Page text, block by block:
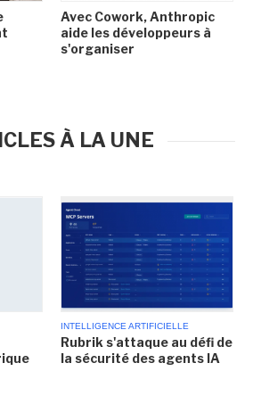
Avec Cowork, Anthropic
aide les développeurs à
s'organiser
À LA UNE
INTELLIGENCE ARTIFICIELLE
Rubrik s'attaque au défi de
la sécurité des agents IA